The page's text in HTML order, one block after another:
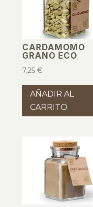
CARDAMOMO
GRANO ECO
7,25 €
AÑADIR AL
CARRITO